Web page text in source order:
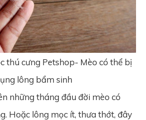
thú cưng Petshop- Mèo có thể bị
lông bẩm sinh
những tháng đầu đời mèo có
Hoặc lông mọc ít, thưa thớt, đây